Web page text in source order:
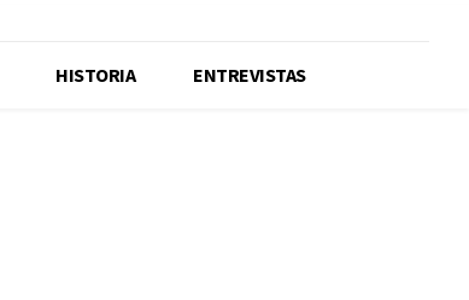
HISTORIA ENTREVISTAS